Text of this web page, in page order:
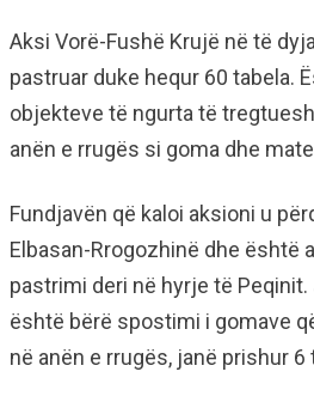
Aksi Vorë-Fushë Krujë në të
pastruar duke hequr 60 tabela.
objekteve të ngurta të
anën e rrugës si goma dhe
Fundjavën që kaloi aksioni u
Elbasan-Rrogozhinë dhe është
pastrimi deri në hyrje të Peqinit.
është bërë spostimi i gomave
në anën e rrugës, janë prishur